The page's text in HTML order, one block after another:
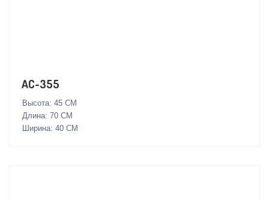
AC-355
Высота: 45 СМ
Длина: 70 СМ
Ширина: 40 СМ